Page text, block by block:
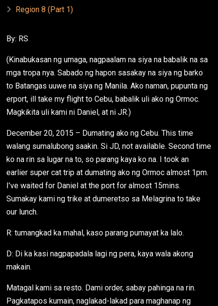
Region 8 (Part 1)
By: RS
(Kinabukasan ng umaga, nagpaalam na siya na babalik na sa
mga tropa nya. Sabado ng hapon sasakay na siya ng barko
to Batangas uuwe na siya ng Manila. Ako naman, pupunta ng
erport, ill take my flight to Cebu, babalik uli ako ng Ormoc.
Magkikita uli kami ni Daniel, at ni JR.)
December 20, 2015 – Dumating ako ng Cebu. This time
walang sumalubong saakin. Si JD, not available. Second time
ko na rin sa lugar na to, so parang kaya ko na. I took an
earlier super cat trip at dumating ako ng Ormoc almost 1pm.
I’ve waited for Daniel at the port for almost 15mins.
Sumakay kami ng trike at dumeretso sa Melagrina to take
our lunch.
R: tumangkad ka mahal, kaso parang pumayat ka lalo.
D: Di ka kasi nagpapadala lagi ng pera, kaya wala akong
makain.
Matagal kami sa resto. Dami order, sabay pahinga na rin.
Pagkatapos kumain, naglakad-lakad para maghanap ng